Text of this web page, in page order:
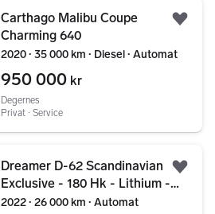
Carthago Malibu Coupe
Charming 640
2020 ∙ 35 000 km ∙ Diesel ∙ Automat
950 000 kr
Degernes
Privat ∙ Service
Dreamer D-62 Scandinavian
Exclusive - 180 Hk - Lithium -
Solcelle - med mer!
2022 ∙ 26 000 km ∙ Automat